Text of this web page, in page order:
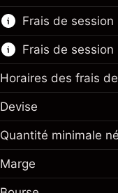
Ce marché
trading de CFD.
En savoir plus sur
CFD
Frais de
Marge. Votre
Frais de
investissement
Horaires des frais
Devise
Quantité minimale
Marge